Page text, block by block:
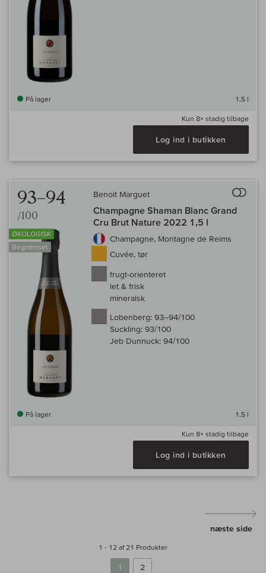
På lager 1,5 l
Kun 8× stadig tilbage
Log ind i butikken
93–94
/100
ØKOLOGISK
Begrænset
Benoit Marguet
Champagne Shaman Blanc Grand
Cru Brut Nature 2022 1,5 l
Champagne, Montagne de Reims
Cuvée, tør
frugt-orienteret
let & frisk
mineralsk
Lobenberg: 93–94/100
Suckling: 93/100
Jeb Dunnuck: 94/100
På lager 1,5 l
Kun 8× stadig tilbage
Log ind i butikken
1 - 12 af 21 Produkter
1 2
næste side